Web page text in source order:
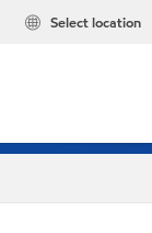
Select location